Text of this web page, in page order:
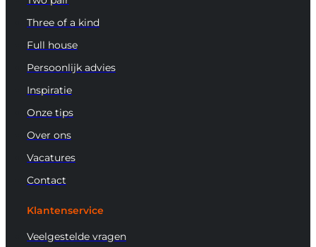
Three of a kind
Full house
Persoonlijk advies
Inspiratie
Onze tips
Over ons
Vacatures
Contact
Klantenservice
Veelgestelde vragen